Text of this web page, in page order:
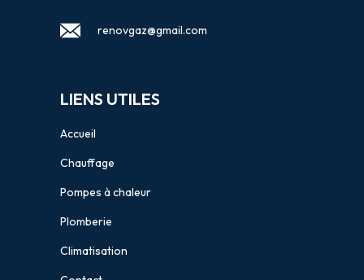
renovgaz@gmail.com
LIENS UTILES
Accueil
Chauffage
Pompes à chaleur
Plomberie
Climatisation